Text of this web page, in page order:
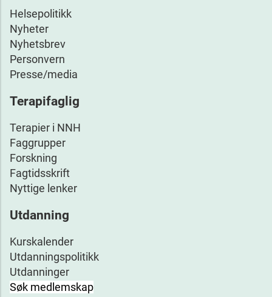
Helsepolitikk
Nyheter
Nyhetsbrev
Personvern
Presse/media
Terapifaglig
Terapier i NNH
Faggrupper
Forskning
Fagtidsskrift
Nyttige lenker
Utdanning
Kurskalender
Utdanningspolitikk
Utdanninger
Søk medlemskap